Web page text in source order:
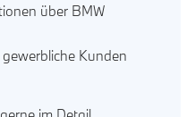
über BMW
Kunden